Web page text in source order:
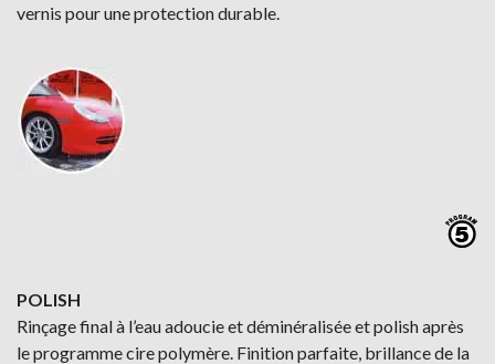
vernis pour une protection durable.
POLISH
Rinçage final à l’eau adoucie et déminéralisée et polish après
le programme cire polymère. Finition parfaite, brillance de la